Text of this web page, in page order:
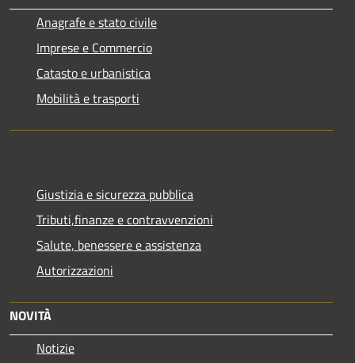
Anagrafe e stato civile
Imprese e Commercio
Catasto e urbanistica
Mobilità e trasporti
Giustizia e sicurezza pubblica
Tributi,finanze e contravvenzioni
Salute, benessere e assistenza
Autorizzazioni
NOVITÀ
Notizie